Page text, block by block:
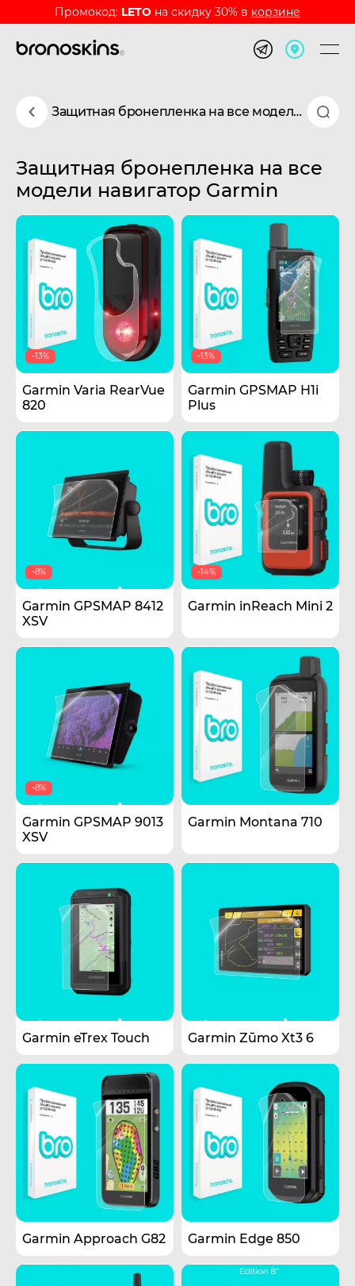
Промокод: LETO на скидку 30% в корзине
Защитная бронепленка на все модели навигатор Garmin
Защитная бронепленка на все
модели навигатор Garmin
-13%
Garmin Varia RearVue
820
-13%
Garmin GPSMAP H1i
Plus
-8%
Garmin GPSMAP 8412
XSV
-14%
Garmin inReach Mini 2
-8%
Garmin GPSMAP 9013
XSV
Garmin Montana 710
Garmin eTrex Touch Garmin Zūmo Xt3 6
Garmin Approach G82 Garmin Edge 850